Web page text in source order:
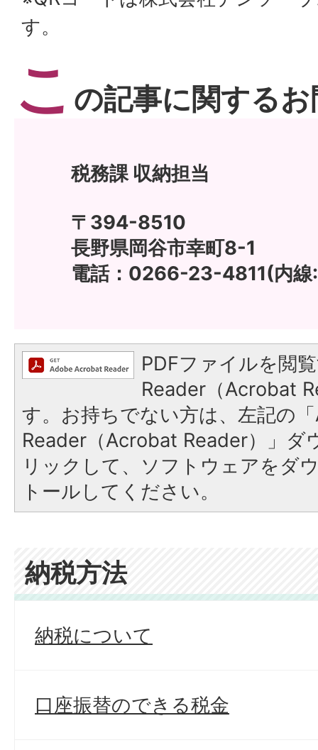
す。
こ の記事に関する
税務課 収納担当
〒394-8510
長野県岡谷市幸町8-1
電話：0266-23-4811(内線
PDFファイルを閲
Reader（Acrobat
す。お持ちでない方は、左記の
Reader（Acrobat Reader）」ダ
リックして、ソフトウェアをダ
トールしてください。
納税方法
納税について
口座振替のできる税金